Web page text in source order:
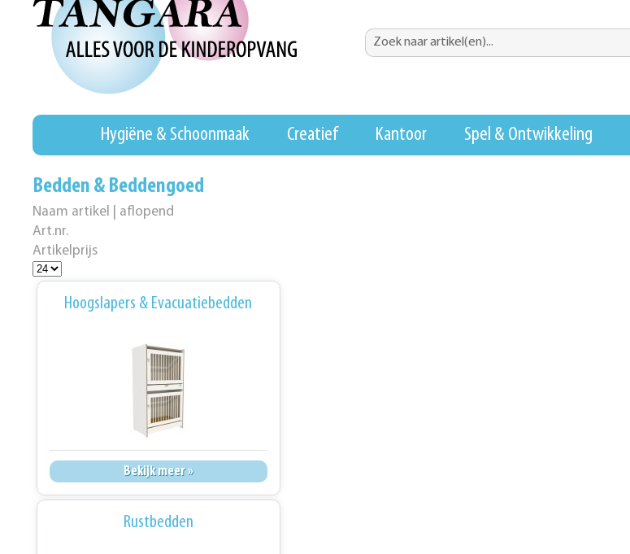
Hygiëne & Schoonmaak Creatief Kantoor Spel & Ontwikkeling
Bedden & Beddengoed
Naam artikel | aflopend
Art.nr.
Artikelprijs
Hoogslapers & Evacuatiebedden
Bekijk meer »
Rustbedden